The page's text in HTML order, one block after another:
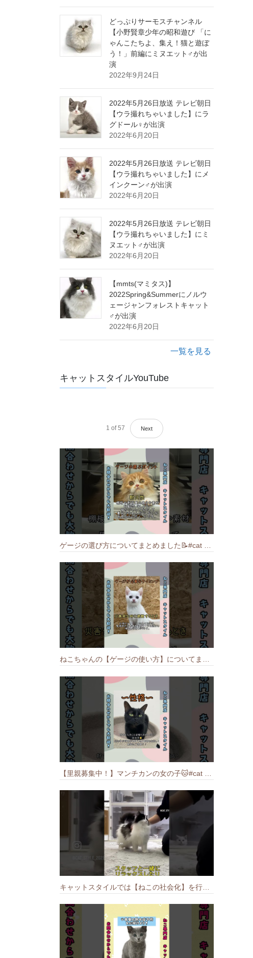
どっぷりサーモスチャンネル
【小野賢章少年の昭和遊び 「に
ゃんこたちよ、集え！猫と遊ぼ
う！」前編にミヌエット♂が出
演
2022年9月24日
2022年5月26日放送 テレビ朝日
【ウラ撮れちゃいました】にラ
グドール♀が出演
2022年6月20日
2022年5月26日放送 テレビ朝日
【ウラ撮れちゃいました】にメ
インクーン♂が出演
2022年6月20日
2022年5月26日放送 テレビ朝日
【ウラ撮れちゃいました】にミ
ヌエット♂が出演
2022年6月20日
【mmts(マミタス)】
2022Spring&Summerにノルウ
ェージャンフォレストキャット
♂が出演
2022年6月20日
一覧を見る
キャットスタイルYouTube
1 of 57 Next
ゲージの選び方についてまとめました️📝#cat #猫のいる暮らし #ねこ #キャット #munchkin
ねこちゃんの【ゲージの使い方】についてまとめました️🐱📝